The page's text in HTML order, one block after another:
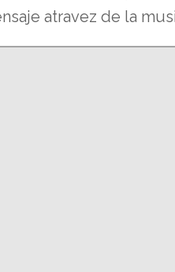
atravez de la